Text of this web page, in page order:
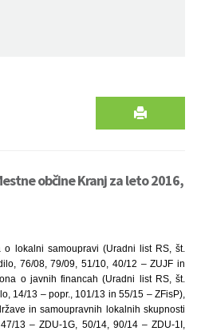
občine Kranj za leto 2016,
o lokalni samoupravi (Uradni list RS, št.
76/08, 79/09, 51/10, 40/12 – ZUJF in
o javnih financah (Uradni list RS, št.
14/13 – popr., 101/13 in 55/15 – ZFisP),
in samoupravnih lokalnih skupnosti
13 – ZDU-1G, 50/14, 90/14 – ZDU-1I,